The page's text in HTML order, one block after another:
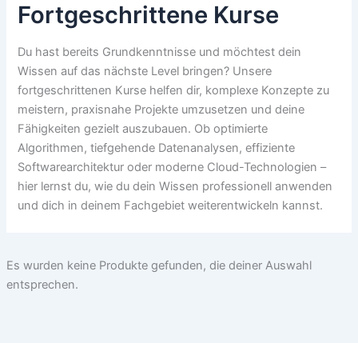
Fortgeschrittene Kurse
Du hast bereits Grundkenntnisse und möchtest dein
Wissen auf das nächste Level bringen? Unsere
fortgeschrittenen Kurse helfen dir, komplexe Konzepte zu
meistern, praxisnahe Projekte umzusetzen und deine
Fähigkeiten gezielt auszubauen. Ob optimierte
Algorithmen, tiefgehende Datenanalysen, effiziente
Softwarearchitektur oder moderne Cloud-Technologien –
hier lernst du, wie du dein Wissen professionell anwenden
und dich in deinem Fachgebiet weiterentwickeln kannst.
Es wurden keine Produkte gefunden, die deiner Auswahl
entsprechen.